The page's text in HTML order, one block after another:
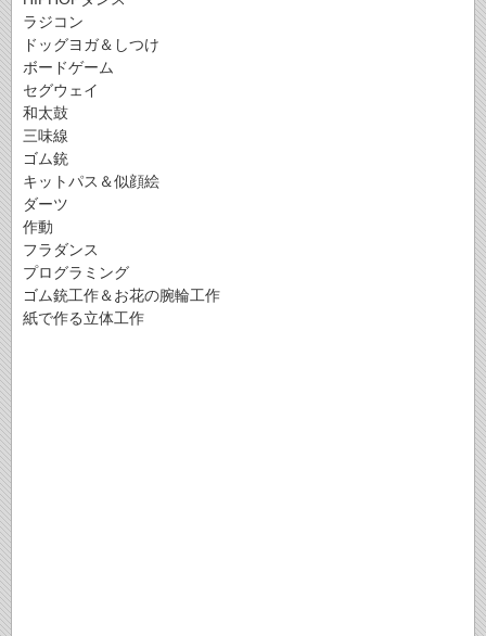
ラジコン
ドッグヨガ＆しつけ
ボードゲーム
セグウェイ
和太鼓
三味線
ゴム銃
キットパス＆似顔絵
ダーツ
作動
フラダンス
プログラミング
ゴム銃工作＆お花の腕輪工作
紙で作る立体工作